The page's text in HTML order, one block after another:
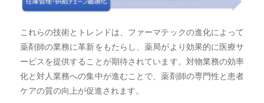
これらの技術とトレンドは、ファーマテックの進化によって
薬剤師の業務に革新をもたらし、薬局がより効果的に医療サ
ービスを提供することが期待されています。対物業務の効率
化と対人業務への集中が進むことで、薬剤師の専門性と患者
ケアの質の向上が促進されます。